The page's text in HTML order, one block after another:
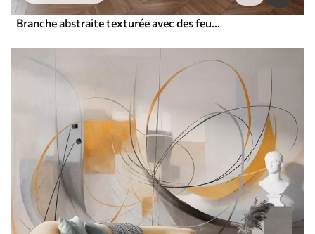
Branche abstraite texturée avec des feuilles dans les tons marron, beige et rouge, sur un fond de formes abstraites.